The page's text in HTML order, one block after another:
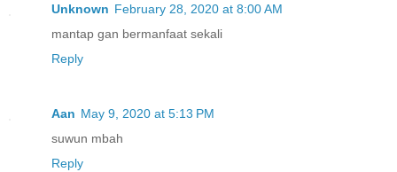
Unknown February 28, 2020 at 8:00 AM
mantap gan bermanfaat sekali
Reply
Aan May 9, 2020 at 5:13 PM
suwun mbah
Reply